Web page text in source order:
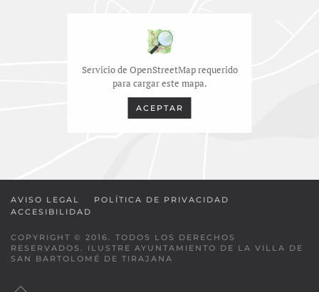
Servicio de OpenStreetMap requerido
para cargar este mapa.
ACEPTAR
AVISO LEGAL
POLÍTICA DE PRIVACIDAD
ACCESIBILIDAD
COPYRIGHT © 2016. TODOS LOS DERECHOS
RESERVADOS. ILUSTRE AYUNTAMIENTO DE LA VILLA DE
SAN BARTOLOMÉ DE TIRAJANA